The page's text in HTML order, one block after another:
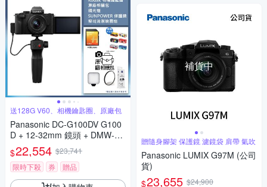
送128G V60、相機鑰匙圈、原廠包
Panasonic DC-G100DV G100
D + 12-32mm 鏡頭 + DMW-SH
GR2 三腳架握把組 公司貨
$22,554 $23,741
限時下殺
券 贈品
補貨中
贈隨身腳架 保護鏡 濾鏡袋 肩帶 氣吹
Panasonic LUMIX G97M (公司
貨)
$23,655 $24,900